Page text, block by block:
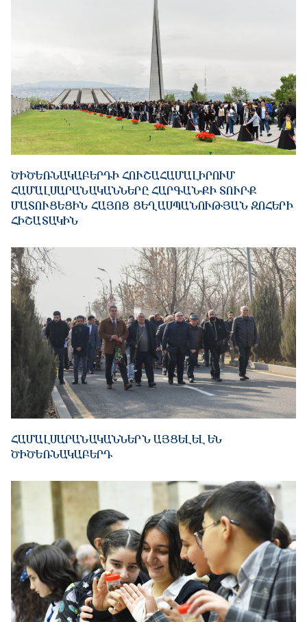
ԾԻԾԵՌՆԱԿԱԲԵՐԴԻ ՀՈՒՇԱՀԱՄԱԼԻՐՈՒՄ
ՀԱՄԱԼՍԱՐԱՆԱԿԱՆՆԵՐԸ ՀԱՐԳԱՆՔԻ ՏՈՒՐՔ
ՄԱՏՈՒՑԵՑԻՆ ՀԱՅՈՑ ՑԵՂԱՍՊԱՆՈՒԹՅԱՆ ԶՈՀԵՐԻ
ՀԻՇԱՏԱԿԻՆ
ՀԱՄԱԼՍԱՐԱՆԱԿԱՆՆԵՐՆ ԱՅՑԵԼԵԼ ԵՆ
ԾԻԾԵՌՆԱԿԱԲԵՐԴ